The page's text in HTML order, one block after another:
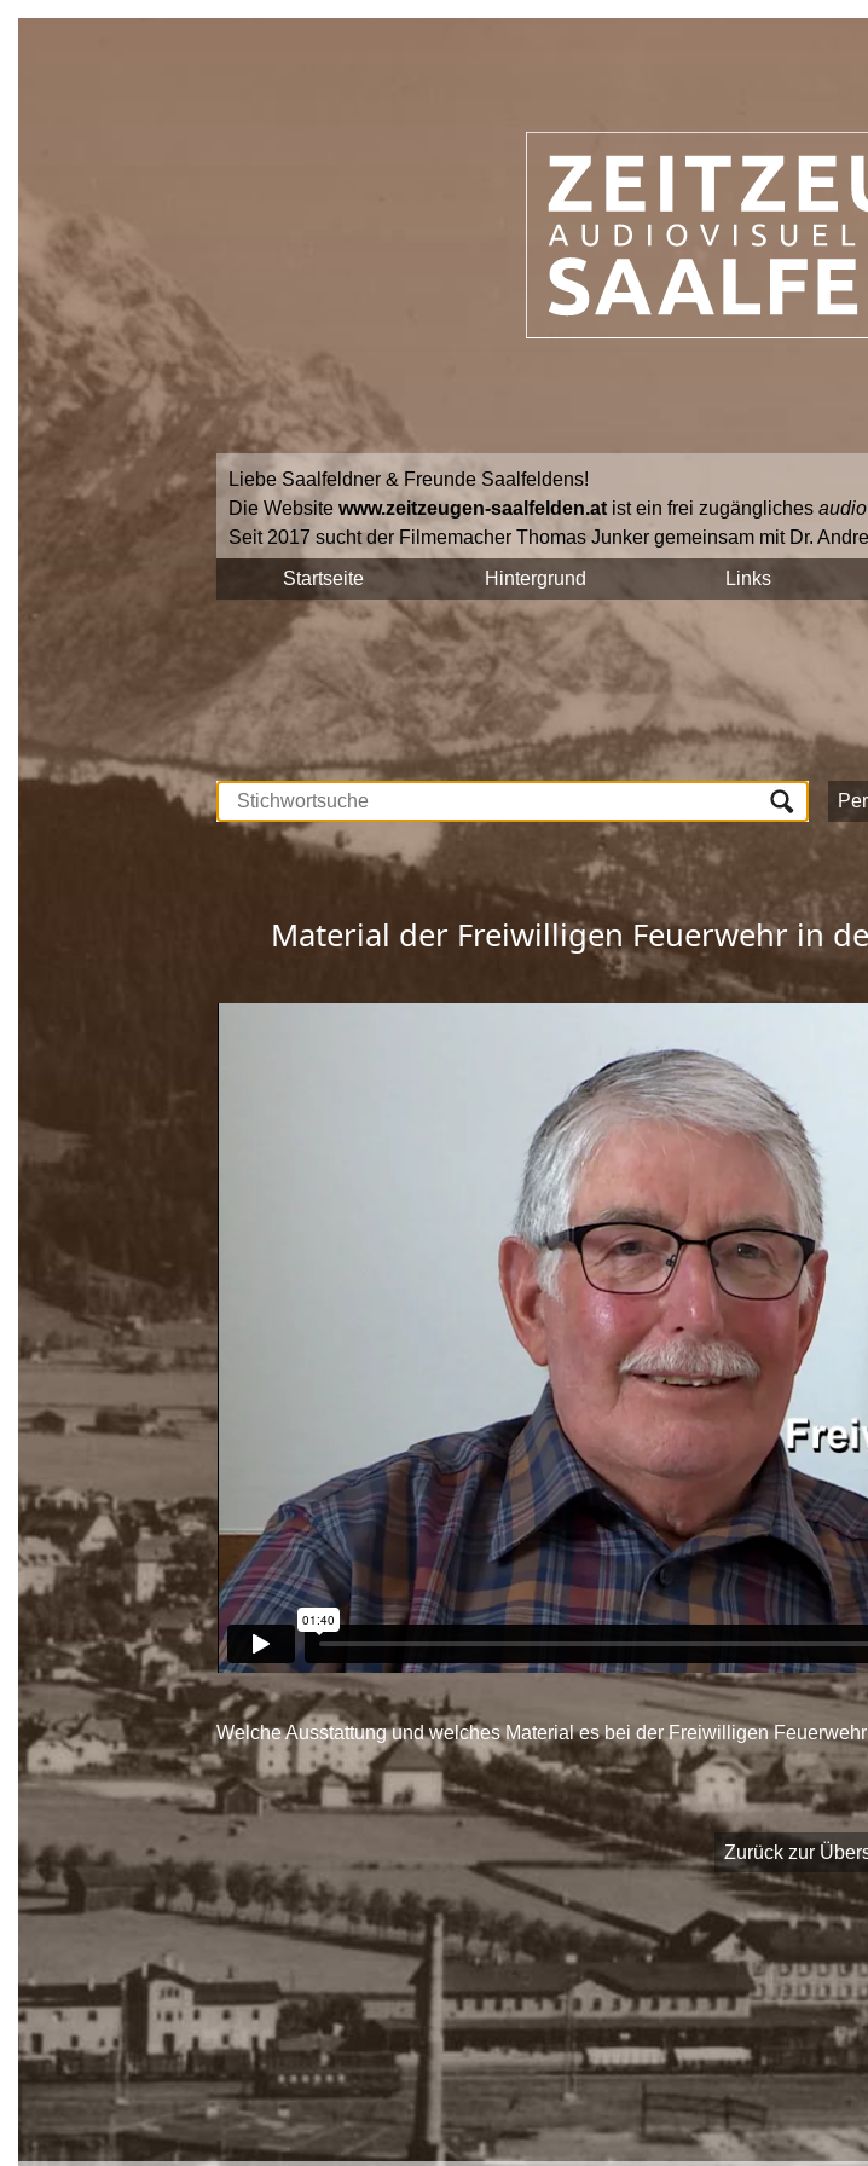
Liebe Saalfeldner & Freunde Saalfeldens!
Die Websitewww.zeitzeugen-saalfelden.at ist ein frei zugängliches
Seit 2017 sucht der Filmemacher Thomas Junker gemeinsam mit Dr.
Stadtgemeinde Saalfelden Zeitzeugen auf hält ihre Geschichten und
Diese Interviews werden Stück für Stück auf dieser Seite veröffentlicht
durchsuchbar.
Unterstützt werden die Dreharbeiten und das Onlineportale vom Museum
Europäischen Union. Mit dieser Sammlung von Zeitzeugeninterviews
lebendig gehalten, sprich die Geschichte Saalfeldens.
Wir bedanken uns bei allen Beteiligten, die zur Umsetzung dieses
Startseite Hintergrund Links
Material der Freiwilligen Feuerwehr in
Welche Ausstattung und welches Material es bei der Freiwilligen
Zurück zur